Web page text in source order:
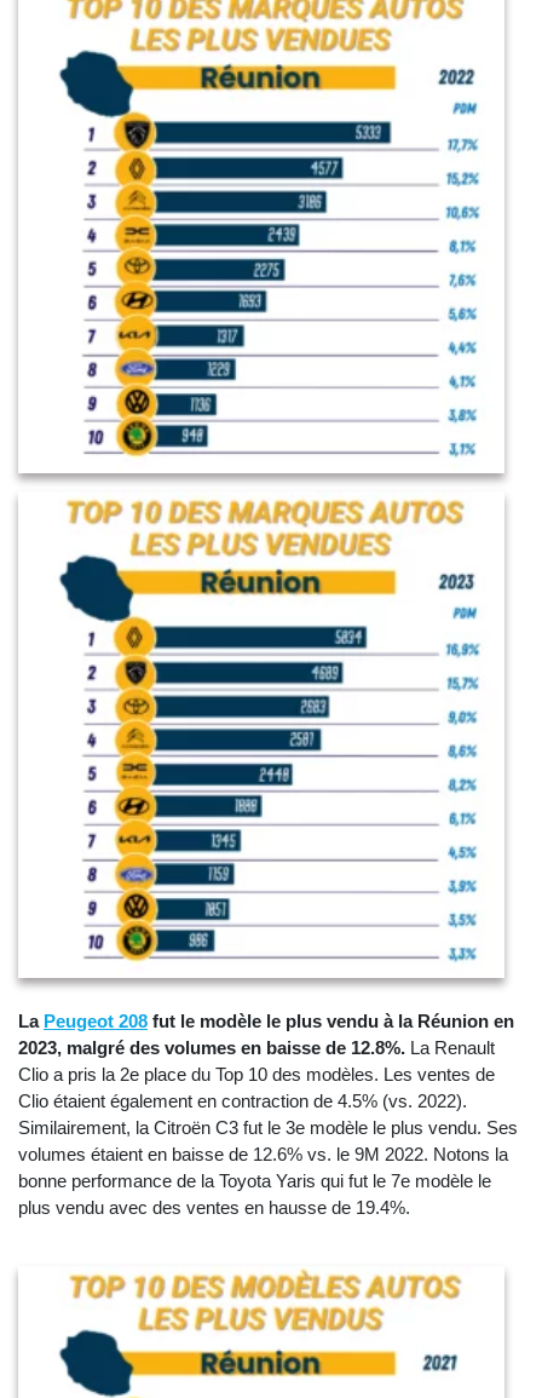
La Peugeot 208 fut le modèle le plus vendu à la Réunion en
2023, malgré des volumes en baisse de 12.8%. La Renault
Clio a pris la 2e place du Top 10 des modèles. Les ventes de
Clio étaient également en contraction de 4.5% (vs. 2022).
Similairement, la Citroën C3 fut le 3e modèle le plus vendu. Ses
volumes étaient en baisse de 12.6% vs. le 9M 2022. Notons la
bonne performance de la Toyota Yaris qui fut le 7e modèle le
plus vendu avec des ventes en hausse de 19.4%.